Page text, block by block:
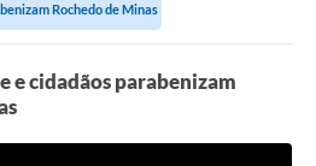
Rochedo de Minas
e cidadãos parabenizam